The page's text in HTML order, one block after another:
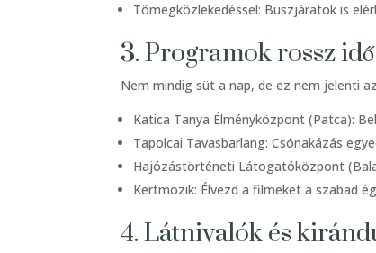
Tömegközlekedéssel: Buszjáratok is
3. Programok rossz
Nem mindig süt a nap, de ez nem jelenti
Katica Tanya Élményközpont (Patca):
Tapolcai Tavasbarlang: Csónakázás
Hajózástörténeti Látogatóközpont
Kertmozik: Élvezd a filmeket a szabad
4. Látnivalók és